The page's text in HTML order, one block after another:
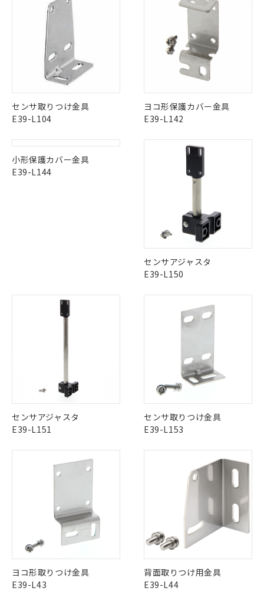
ダウンロードデータをご利用いただく前に、以下を必ずお読
みください。
ソフトウェアの使用条件
中国 RoHS 注意事項・凡例
中国 RoHS表※1 ※2
"対応済み"や非含有の記載がされた商品であっても、流通
在庫等で未対応品が混在する可能性があります。
この製品のRoHS/REACH対応状況ページへ
LR型式承認
（イギリス
船舶規格）
BV型式承認
（フランス
船舶規格）
No
その他の認証はこちらのページからご検索ください
センサ取りつけ金具
E39-L104
ヨコ形保護カバー金具
E39-L142
小形保護カバー金具
E39-L144
センサアジャスタ
E39-L150
センサアジャスタ
E39-L151
センサ取りつけ金具
E39-L153
ヨコ形取りつけ金具
E39-L43
背面取りつけ用金具
E39-L44
本サービスは、当社制御機器事業取扱
商品の当社在庫状況および標準価格
(税抜)を提供させていただくもので
す。
当社制御機器事業取扱商品の中には、
本サービスの対象外となる商品もある
ことをご了承ください。
在庫状況および標準価格照会結果は、
記載している更新日時点での社内デー
タに基づき作成されるものであり、閲
覧された時点での実際の在庫および標
準価格とは異なる場合があることをご
了承ください。
正式な納期状況および標準価格はお客
様のお取引先、またはお客様担当のオ
オムロン制御機器販売店や当社販売拠
販売ネットワーク
」をご確認
在庫状況および標準価格結果を当社の
事前の承諾なく第三者に漏洩または開
マイパーツ機能（部品リスト作成サー
ビス）をご利用いただくには、I-Web
メンバーズにご登録されている必要が
登録された部品リストについて、当社
および当社の共同利用者が、当社の製
品・サービスに関するお客様との取
引・商談に必要な範囲で利用すること
※当社の共同利用者とは、"個人情報
の共同利用に関して"
の「1.共同利
用者の範囲」に記載されている法人を
指します。
調査・確認中：EU RoHS指令（10物質）の
非含有の対応状況を調査中または確認中の
商品です。
非該当品：ライセンス料など無形物で、有
害物質有無と関係のない商品です。
仕入先様の事情により、非含有部品として
いたものが、含有品と判明した場合などや
むを得ず変更することがあります。
*EU RoHS指令（10物質）：
ミウム(Cd) 100ppm以下、
六価クロム(Cr(Ⅵ)) 1000ppm以下、ポリ臭化ビフェニル
類(PBB) 1000ppm以下、ポリ臭化ジフェニルエーテル類
(PBDE) 1000ppm以下、フタル酸ビス(2-エチルヘキシ
ル) (DEHP)(別名：DOP) 1000ppm以下、フタル酸ブチ
ルベンジル（BBP） 1000ppm以下、フタル酸ジブチル
但し、RoHS指令で産業用監視および制御機器に対する
フタル酸エステル類の４物質については閾値を超える意
図的な使用がないことを確認しています。
部品在庫の切り替え状況などにより、予定
月が前後することがあります。
※3 非含有証明書ダウンロード
下記の非含有証明書をダウンロードするこ
とができます。
EU RoHS指令（10物質）の非含有証明書
51物質の非含有証明書（当社基準）
ものではありません。
また、RoHS指令のフタル酸エステル類４
物質の対応では、対応完了までの期間は出
荷製品に未対応品が混在することから備考
欄に対応日を記載しておりました。
既に当社にて対応品への在庫切替を完了
していることから、特段のことがない限
り、2022年1月12日より割愛しておりま
す。
※1 中国RoHS○×表
「○」：最大均質材料含有率が中国RoHSの
基準値以下であることを示します。
「×」：最大均質材料含有率が中国RoHSの
基準値を超えていることを示します。
「－」：未確認です。当社販売部門へお問
い合わせください。
Pb(鉛) :1000ppm、 Hg(水銀) : 1000ppm、 Cd(カドミウ
ム) : 100ppm、
Cr(Ⅵ)(六価クロム) : 1000ppm、 PBBs(ポリ臭化ビフェ
ニル類) : 1000ppm、 PBDEs(ポリ臭化ジフェニルエーテ
ル類) : 1000ppm、
DBP(フタル酸ジブチル) : 1000ppm、 DIBP(フタル酸ジ
DEHP(フタル酸ビス(2-エチルヘキシル)) : 1000ppm
※2 環境保護使用期限
「ｅ」：有害物質（10物質）のすべてが基
準値以下であることを示します。
「10」：通常の使用状況下において有害物
質が外部に漏えいし、環境に深刻な影響を
及ぼさない年数を意味します。
「－」：未確認です。当社販売部門へお問
当社は、これら貴社製品のうち、外国
為替および外国貿易法に定める商品
（以下｢規制貨物等」という）を輸出
または国外への提供する場合は、日本
可)を取得するなどの必要な手続きを
とります。
当社は規制貨物を破棄する場合は、完
全に破砕するなど、違法に輸出されな
当社は貴社製品を、核兵器、ミサイ
ル、化学兵器、生物兵器またはその他
武器並びにこれらの製造装置等に一切
使用いたしません。
当社は、貴社製品を第三者に販売する
場合は、上記1、2および3の内容を当
販売先および販売に係わる関係者が違
法に輸出するおそれがある場合は、取
り引きをいたしません。
合意する
号
○ 一定数以上の在庫あり
在庫なし(最新の在庫状況につ
いては、お客様のお取引先、ま
たはお客様担当のオムロン制御
機器販売店・当社販売員にご確
空
白
情報を公開していない機種